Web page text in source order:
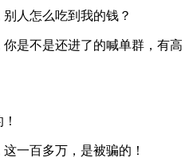
人怎么吃到我的钱？
是不是还进了的喊单群，有高
一百多万，是被骗的！